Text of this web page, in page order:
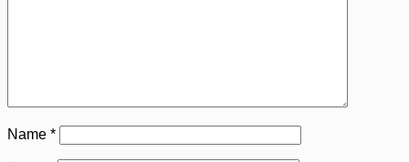
Name *